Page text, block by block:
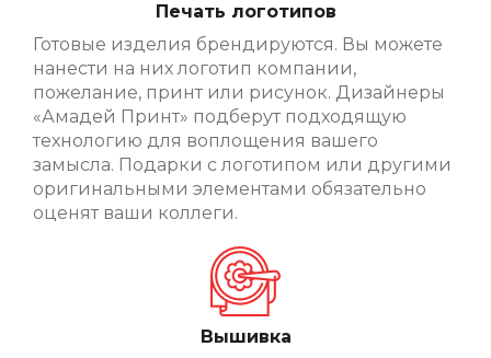
Печать логотипов
Готовые изделия брендируются. Вы можете
нанести на них логотип компании,
пожелание, принт или рисунок. Дизайнеры
«Амадей Принт» подберут подходящую
технологию для воплощения вашего
замысла. Подарки с логотипом или другими
оригинальными элементами обязательно
оценят ваши коллеги.
Вышивка